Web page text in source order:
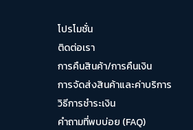
โปรโมชั่น
ติดต่อเรา
การคืนสินค้า/การคืนเงิน
การจัดส่งสินค้าและค่าบริการ
วิธีการชำระเงิน
คำถามที่พบบ่อย (FAQ)